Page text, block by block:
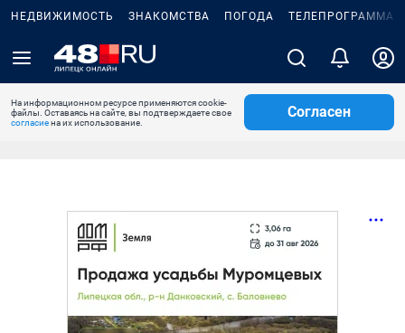
НЕДВИЖИМОСТЬ ЗНАКОМСТВА ПОГОДА ТЕЛЕПРОГРАММА
На информационном ресурсе применяются cookie-
файлы. Оставаясь на сайте, вы подтверждаете свое
согласиена их использование.
Согласен